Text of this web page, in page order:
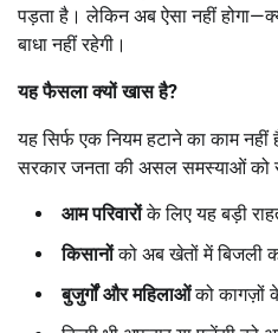
पड़ता है। लेकिन अब ऐसा नहीं
बाधा नहीं रहेगी।
यह फैसला क्यों खास है?
यह सिर्फ एक नियम हटाने का काम
सरकार जनता की असल समस्याओं
आम परिवारोंके लिए यह बड़ी
किसानोंको अब खेतों में बिजली
बुजुर्गों और महिलाओंको कागज़ों